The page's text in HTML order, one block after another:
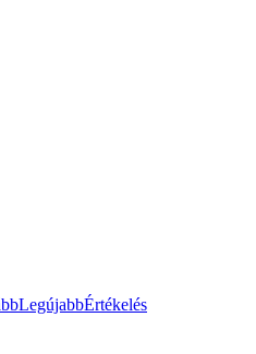
LegújabbÉrtékelés